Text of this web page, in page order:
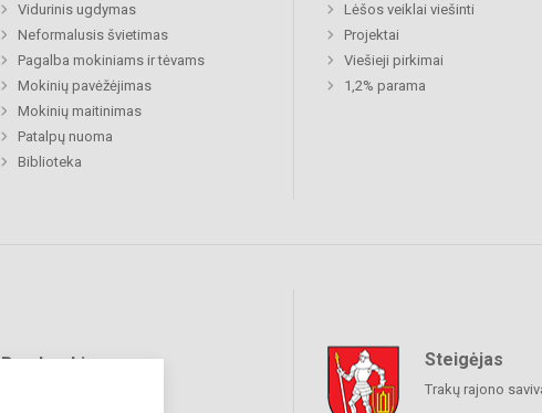
Vidurinis ugdymas
Neformalusis švietimas
Pagalba mokiniams ir tėvams
Mokinių pavėžėjimas
Mokinių maitinimas
Patalpų nuoma
Biblioteka
Lėšos veiklai viešinti
Projektai
Viešieji pirkimai
1,2% parama
Bendraukime Steigėjas
Trakų rajono